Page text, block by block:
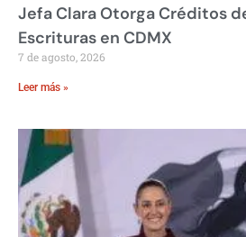
Jefa Clara Otorga Créditos
Escrituras en CDMX
7 de agosto, 2026
Leer más »